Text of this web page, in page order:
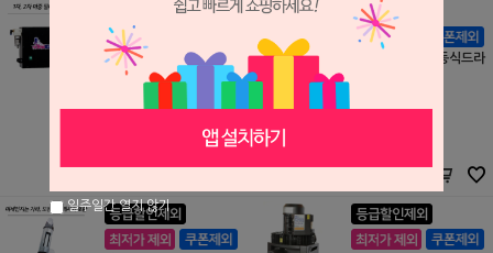
블랙히포 (압축 공기 수분
제거 장치)
아트라스콥코 냉동식드라
원
일주일간 열지 않기